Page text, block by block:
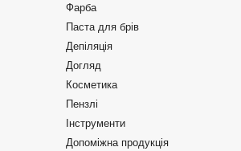
Фарба
Паста для брів
Депіляція
Догляд
Косметика
Пензлі
Інструменти
Допоміжна продукція